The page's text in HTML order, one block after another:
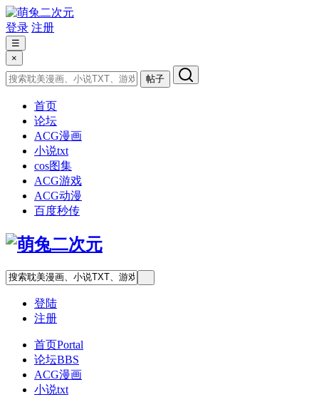
登录 注册
☰
×
帖子
首页
论坛
ACG漫画
小说txt
cos图集
ACG游戏
ACG动漫
百度秒传
登陆
注册
首页Portal
论坛BBS
ACG漫画
小说txt